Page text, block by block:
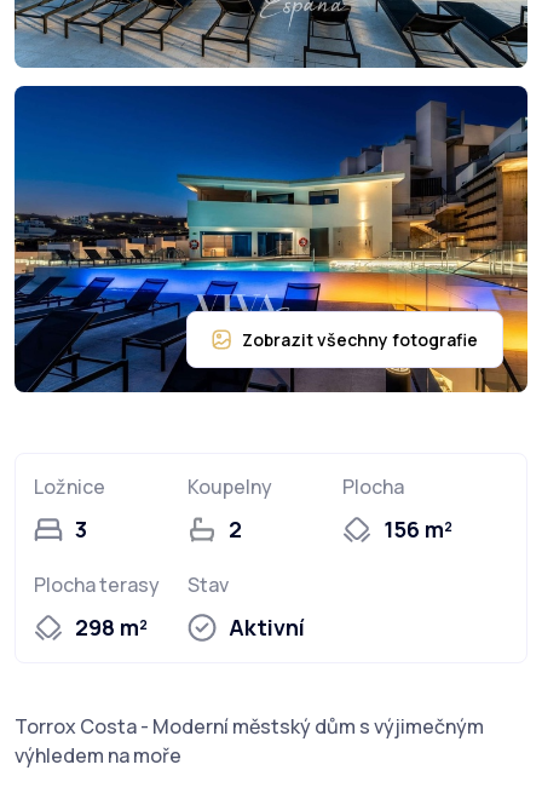
Ložnice
3
Koupelny
2
Plocha
156 m²
Plocha terasy
298 m²
Stav
Aktivní
Torrox Costa - Moderní městský dům s výjimečným
výhledem na moře